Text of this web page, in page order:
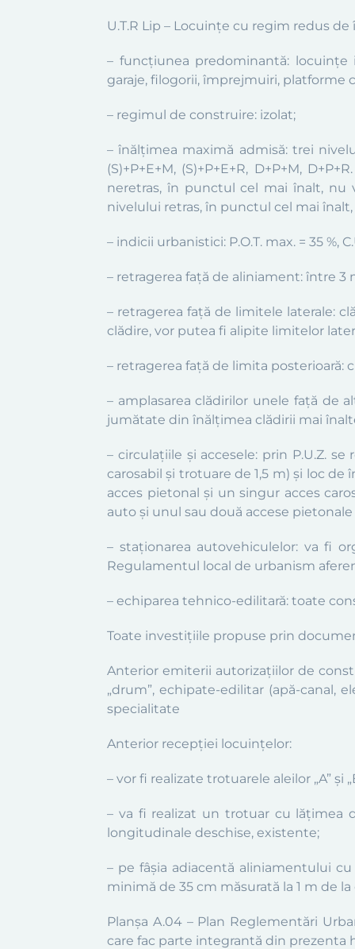
U.T.R Lip – Locuinţe cu regim redus
– funcțiunea predominantă: locuințe
garaje, filogorii, împrejmuiri, platforme
– regimul de construire: izolat;
– înălțimea maximă admisă: trei
(S)+P+E+M, (S)+P+E+R, D+P+M,
neretras, în punctul cel mai înalt, nu
nivelului retras, în punctul cel mai înalt,
– indicii urbanistici: P.O.T. max. = 35 %,
– retragerea față de aliniament: între 3
– retragerea față de limitele laterale:
clădire, vor putea fi alipite limitelor
– retragerea față de limita
– amplasarea clădirilor unele față de
jumătate din înălțimea clădirii mai
– circulațiile și accesele: prin P.U.Z. se
carosabil și trotuare de 1,5 m) și loc de
acces pietonal şi un singur acces
auto și unul sau două accese pietonale
– staționarea autovehiculelor: va fi
Regulamentul local de urbanism
– echiparea tehnico-edilitară: toate
Toate investițiile propuse prin
Anterior emiterii autorizațiilor de
„drum”, echipate-edilitar (apă-canal,
specialitate
Anterior recepției locuințelor:
– vor fi realizate trotuarele aleilor „A” și „
– va fi realizat un trotuar cu lățimea
longitudinale deschise, existente;
– pe fâșia adiacentă aliniamentului
minimă de 35 cm măsurată la 1 m de la
Planșa A.04 – Plan Reglementări
care fac parte integrantă din prezenta